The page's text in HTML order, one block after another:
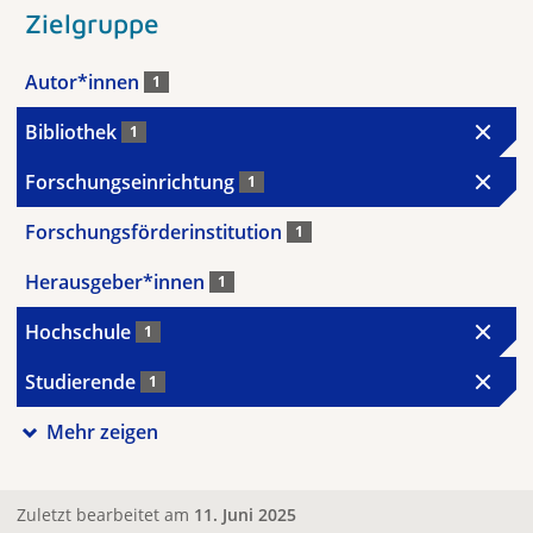
Zielgruppe
Autor*innen 1
Bibliothek 1
Forschungseinrichtung 1
Forschungsförderinstitution 1
Herausgeber*innen 1
Hochschule 1
Studierende 1
Mehr zeigen
Zuletzt bearbeitet am 11. Juni 2025